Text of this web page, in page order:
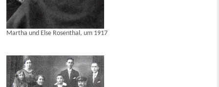
Martha und Else Rosenthal, um 1917